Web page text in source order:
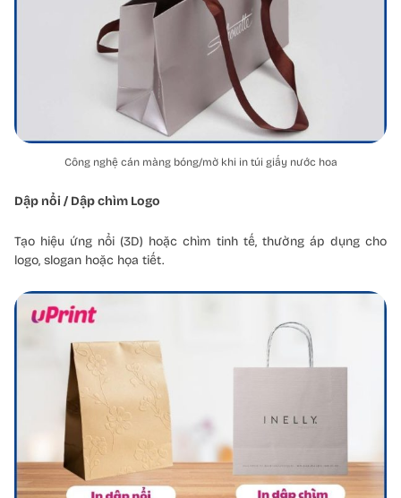
Công nghệ cán màng bóng/mờ khi in túi giấy nước hoa
Dập nổi / Dập chìm Logo
Tạo hiệu ứng nổi (3D) hoặc chìm tinh tế, thường áp dụng cho
logo, slogan hoặc họa tiết.